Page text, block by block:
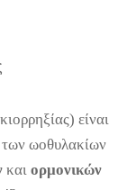
είναι
ωοθυλακίων
και ορμονικών